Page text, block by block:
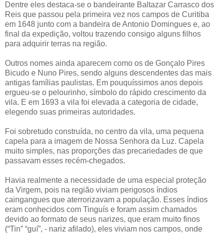
Dentre eles destaca-se o bandeirante Baltazar Carrasco dos
Reis que passou pela primeira vez nos campos de Curitiba
em 1648 junto com a bandeira de Antonio Domingues e, ao
final da expedição, voltou trazendo consigo alguns filhos
para adquirir terras na região.
Outros nomes ainda aparecem como os de Gonçalo Pires
Bicudo e Nuno Pires, sendo alguns descendentes das mais
antigas famílias paulistas. Em pouquíssimos anos depois
ergueu-se o pelourinho, símbolo do rápido crescimento da
vila. E em 1693 a vila foi elevada a categoria de cidade,
elegendo suas primeiras autoridades.
Foi sobretudo construída, no centro da vila, uma pequena
capela para a imagem de Nossa Senhora da Luz. Capela
muito simples, nas proporções das precariedades de que
passavam esses recém-chegados.
Havia realmente a necessidade de uma especial proteção
da Virgem, pois na região viviam perigosos índios
caingangues que aterrorizavam a população. Esses índios
eram conhecidos com Tinguís e foram assim chamados
devido ao formato de seus narizes, que eram muito finos
(“Tin” “guí”, - nariz afilado), eles viviam nos campos, onde